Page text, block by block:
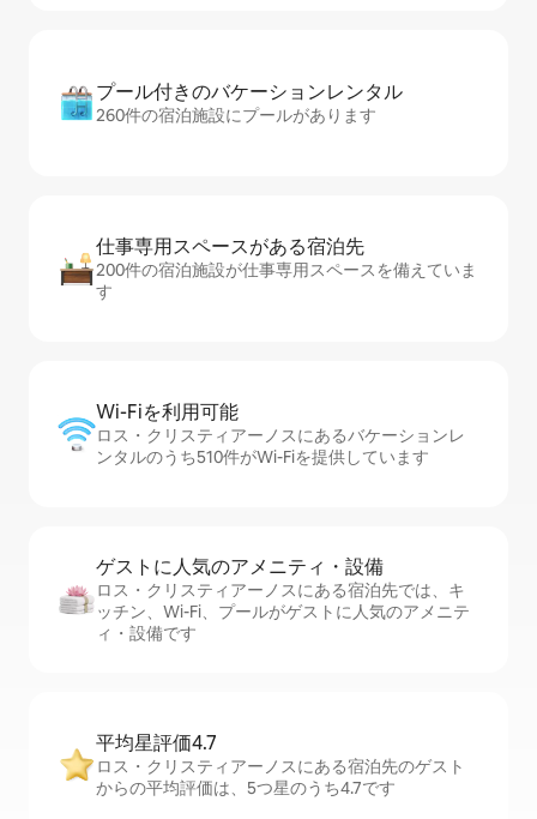
プール付きのバ⁠ケ⁠ー⁠シ⁠ョ⁠ンレ⁠ン⁠タ⁠ル
260件の宿泊施設にプールがあります
仕事専用ス⁠ペ⁠ー⁠スがあ⁠る宿⁠泊⁠先
200件の宿泊施設が仕事専用スペースを備えていま
す
Wi-Fiを利⁠用⁠可⁠能
ロス・クリスティアーノスにあるバケーションレ
ンタルのうち510件がWi-Fiを提供しています
ゲストに人⁠気⁠のア⁠メ⁠ニ⁠テ⁠ィ・設⁠備
ロス・クリスティアーノスにある宿泊先では、キ
ッチン、Wi-Fi、プールがゲストに人気のアメニテ
ィ・設備です
平均星評価4.7
ロス・クリスティアーノスにある宿泊先のゲスト
からの平均評価は、5つ星のうち4.7です